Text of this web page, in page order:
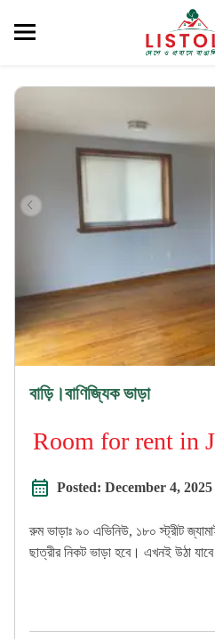
বাড়ি।বাণিজ্যিক ভাড়া
Room for rent in
Posted: December 4, 2025
রুম ভাড়াঃ ৯০ এভিনিউ, ১৮০ স্ট্রীট
ছাত্রীর নিকট ভাড়া হবে। এখনই উঠা